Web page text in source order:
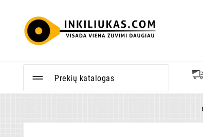
Prekių katalogas